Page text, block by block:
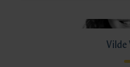
Vilde